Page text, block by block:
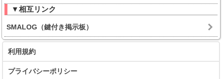
▼相互リンク
SMALOG（鍵付き掲示板）
利用規約
プライバシーポリシー